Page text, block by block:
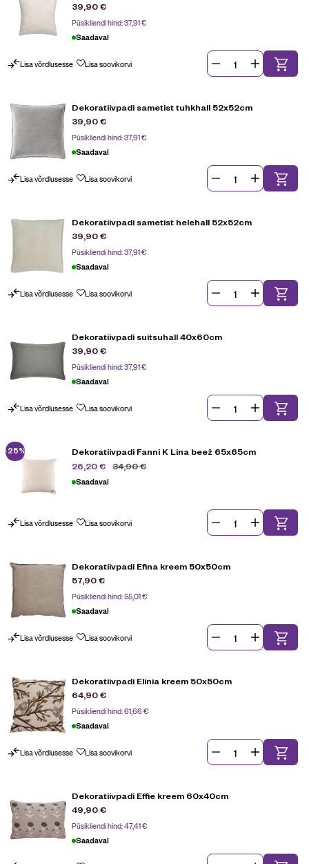
39,90€
Püsikliendi hind:37,91€
Saadaval
Lisa võrdlusesse Lisa soovikorvi
Dekoratiivpadi sametist tuhkhall 52x52cm
39,90€
Püsikliendi hind:37,91€
Saadaval
Lisa võrdlusesse Lisa soovikorvi
Dekoratiivpadi sametist helehall 52x52cm
39,90€
Püsikliendi hind:37,91€
Saadaval
Lisa võrdlusesse Lisa soovikorvi
Dekoratiivpadi suitsuhall 40x60cm
39,90€
Püsikliendi hind:37,91€
Saadaval
Lisa võrdlusesse Lisa soovikorvi
-25%
Dekoratiivpadi Fanni K Lina beež 65x65cm
34,90€
26,20€
Saadaval
Lisa võrdlusesse Lisa soovikorvi
Dekoratiivpadi Efina kreem 50x50cm
57,90€
Püsikliendi hind:55,01€
Saadaval
Lisa võrdlusesse Lisa soovikorvi
Dekoratiivpadi Elinia kreem 50x50cm
64,90€
Püsikliendi hind:61,66€
Saadaval
Lisa võrdlusesse Lisa soovikorvi
Dekoratiivpadi Effie kreem 60x40cm
49,90€
Püsikliendi hind:47,41€
Saadaval